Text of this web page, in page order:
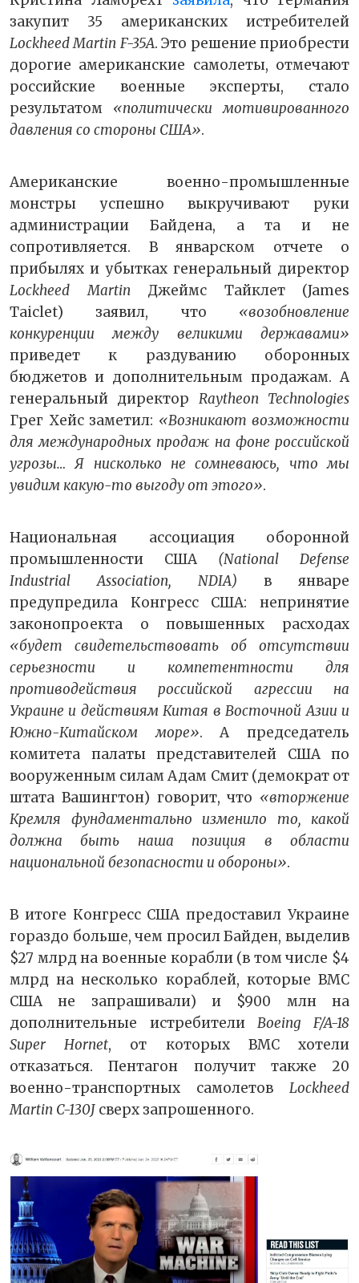
закупит 35 американских истребителей
Lockheed Martin F-35А. Это решение приобрести
дорогие американские самолеты, отмечают
российские военные эксперты, стало
результатом «политически мотивированного
давления со стороны США».
Американские военно-промышленные
монстры успешно выкручивают руки
администрации Байдена, а та и не
сопротивляется. В январском отчете о
прибылях и убытках генеральный директор
Lockheed MartinДжеймс Тайклет (James
Taiclet) заявил, что «возобновление
конкуренции между великими державами»
приведет к раздуванию оборонных
бюджетов и дополнительным продажам. А
генеральный директор Raytheon Technologies
Грег Хейс заметил: «Возникают возможности
для международных продаж на фоне российской
угрозы… Я нисколько не сомневаюсь, что мы
увидим какую-то выгоду от этого».
Национальная ассоциация оборонной
промышленности США (National Defense
Industrial Association, NDIA) в январе
предупредила Конгресс США: непринятие
законопроекта о повышенных расходах
«будет свидетельствовать об отсутствии
серьезности и компетентности для
противодействия российской агрессии на
Украине и действиям Китая в Восточной Азии и
Южно-Китайском море». А председатель
комитета палаты представителей США по
вооруженным силам Адам Смит (демократ от
штата Вашингтон) говорит, что «вторжение
Кремля фундаментально изменило то, какой
должна быть наша позиция в области
национальной безопасности и обороны».
В итоге Конгресс США предоставил Украине
гораздо больше, чем просил Байден, выделив
$27 млрд на военные корабли (в том числе $4
млрд на несколько кораблей, которые ВМС
США не запрашивали) и $900 млн на
дополнительные истребителиBoeing F/A-18
Super Hornet, от которых ВМС хотели
отказаться. Пентагон получит также 20
военно-транспортных самолетов Lockheed
Martin C-130J сверх запрошенного.